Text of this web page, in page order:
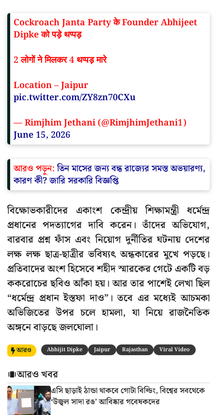
Cockroach Janta Party के Founder Abhijeet
Dipke को पड़े थप्पड़
2 लोगों ने मिलकर 4 थप्पड़ मारे
Location – Jaipur
pic.twitter.com/ZY8zn70CXu
— Rimjhim Jethani (@RimjhimJethani1)
June 15, 2026
আরও পড়ুন:তিন মাসের জন্য বন্ধ রাজ্যের সমস্ত অভয়ারণ্য,
কারণ কী? জারি সরকারি বিজ্ঞপ্তি
বিক্ষোভকারীদের একাংশ কেন্দ্রীয় শিক্ষামন্ত্রী ধর্মেন্দ্র
প্রধানের পদত্যাগের দাবি করেন। তাঁদের অভিযোগ,
বারবার প্রশ্ন ফাঁস এবং নিয়োগ দুর্নীতির ঘটনায় দেশের
লক্ষ লক্ষ ছাত্র-ছাত্রীর ভবিষ্যৎ অন্ধকারের মুখে পড়ছে।
প্রতিবাদের অংশ হিসেবে শহীদ স্মারকের গেটে একটি বড়
ককরোচের ছবিও আঁকা হয়। আর তার পাশেই লেখা ছিল
“ধর্মেন্দ্র প্রধান ইস্তফা দাও”। তবে এর মধ্যেই আচমকা
অভিজিতের উপর চলে হামলা, যা নিয়ে রাজনৈতিক
অঙ্গনে বাড়ছে জলঘোলা।
আরও Abhijit Dipke Jaipur Rajasthan Viral Video
আরও খবর
এসি ছাড়াই ঠান্ডা থাকবে গোটা বিল্ডিং, বিশ্বের সবথেকে
‘উজ্বল সাদা রঙ’ আবিষ্কার গবেষকদের